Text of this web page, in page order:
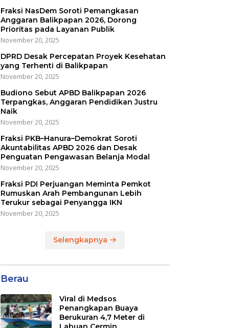
Fraksi NasDem Soroti Pemangkasan
Anggaran Balikpapan 2026, Dorong
Prioritas pada Layanan Publik
November 20, 2025
DPRD Desak Percepatan Proyek Kesehatan
yang Terhenti di Balikpapan
November 20, 2025
Budiono Sebut APBD Balikpapan 2026
Terpangkas, Anggaran Pendidikan Justru
Naik
November 20, 2025
Fraksi PKB–Hanura–Demokrat Soroti
Akuntabilitas APBD 2026 dan Desak
Penguatan Pengawasan Belanja Modal
November 20, 2025
Fraksi PDI Perjuangan Meminta Pemkot
Rumuskan Arah Pembangunan Lebih
Terukur sebagai Penyangga IKN
November 20, 2025
Selengkapnya
Berau
Viral di Medsos
Penangkapan Buaya
Berukuran 4,7 Meter di